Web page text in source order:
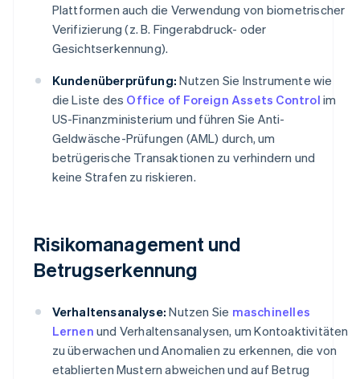
Plattformen auch die Verwendung von biometrischer
Verifizierung (z. B. Fingerabdruck- oder
Gesichtserkennung).
Kundenüberprüfung: Nutzen Sie Instrumente wie
die Liste des Office of Foreign Assets Control im
US-Finanzministerium und führen Sie Anti-
Geldwäsche-Prüfungen (AML) durch, um
betrügerische Transaktionen zu verhindern und
keine Strafen zu riskieren.
Risikomanagement und
Betrugserkennung
Verhaltensanalyse: Nutzen Sie maschinelles
Lernen und Verhaltensanalysen, um Kontoaktivitäten
zu überwachen und Anomalien zu erkennen, die von
etablierten Mustern abweichen und auf Betrug